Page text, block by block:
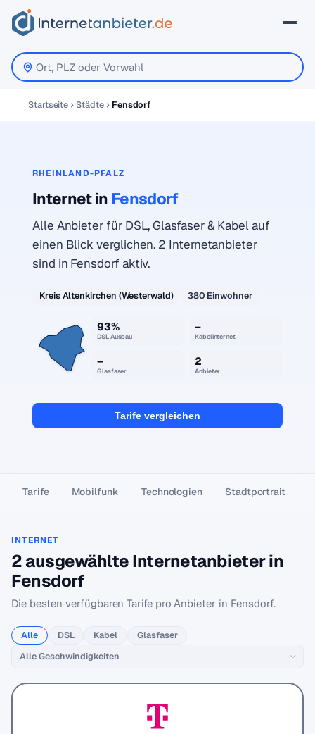
Startseite Städte Fensdorf
RHEINLAND-PFALZ
Internet in Fensdorf
Alle Anbieter für DSL, Glasfaser & Kabel auf
einen Blick verglichen. 2 Internetanbieter
sind in Fensdorf aktiv.
Kreis Altenkirchen (Westerwald) 380 Einwohner
93%
DSL Ausbau
–
Kabelinternet
–
Glasfaser
2
Anbieter
Tarife vergleichen
Tarife Mobilfunk Technologien Stadtportrait
INTERNET
2 ausgewählte Internetanbieter in
Fensdorf
Die besten verfügbaren Tarife pro Anbieter in Fensdorf.
Alle DSL Kabel Glasfaser